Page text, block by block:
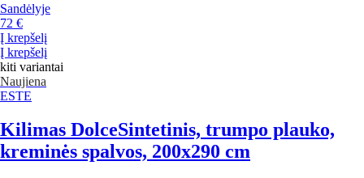
Sandėlyje
72 €
Į krepšelį
Į krepšelį
kiti variantai
Naujiena
ESTE
Kilimas DolceSintetinis, trumpo plauko,
kreminės spalvos, 200x290 cm